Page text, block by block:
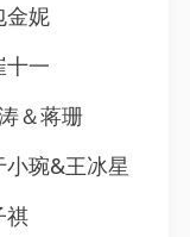
金妮
十一
＆蒋珊
琬&王冰星
祺